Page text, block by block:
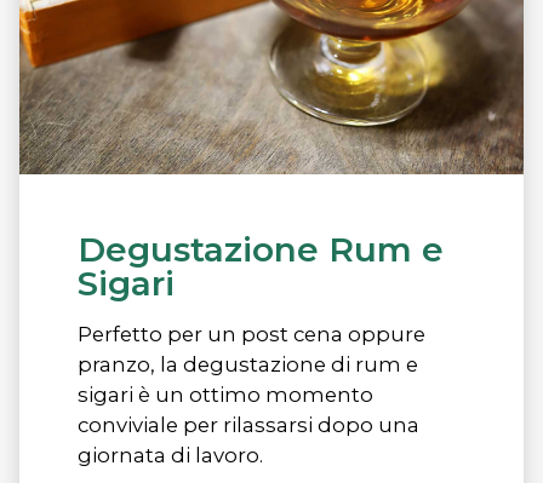
Degustazione Rum e
Sigari
Perfetto per un post cena oppure
pranzo, la degustazione di rum e
sigari è un ottimo momento
conviviale per rilassarsi dopo una
giornata di lavoro.